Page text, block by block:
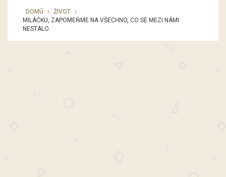
DOMŮ
ŽIVOT
MILÁČKU, ZAPOMEŇME NA VŠECHNO, CO SE MEZI NÁMI
NESTALO.